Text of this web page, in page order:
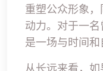
重塑公众形象
动力。对于一
是一场与时间和
从长远来看，